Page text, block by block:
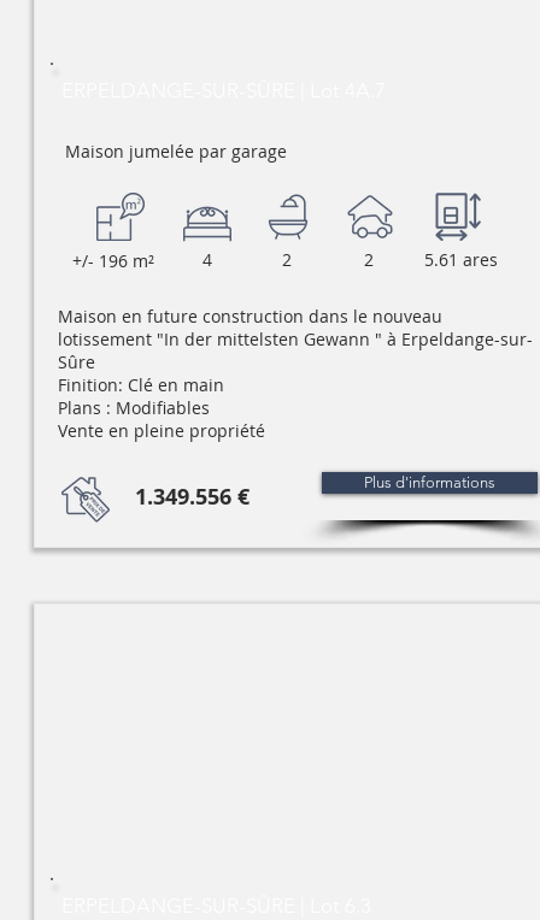
Maison jumelée par garage
+/- 196 m² 4 2 2 5.61 ares
Maison en future construction dans le nouveau
lotissement "In der mittelsten Gewann " à Erpeldange-sur-
Sûre
Finition: Clé en main
Plans : Modifiables
Vente en pleine propriété
1.349.556 € Plus d'informations